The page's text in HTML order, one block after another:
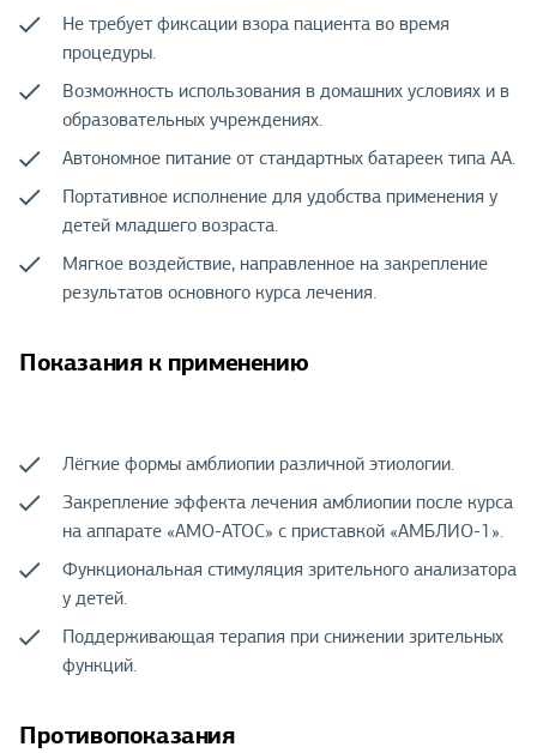
Не требует фиксации взора пациента во время
процедуры.
Возможность использования в домашних условиях и в
образовательных учреждениях.
Автономное питание от стандартных батареек типа AA.
Портативное исполнение для удобства применения у
детей младшего возраста.
Мягкое воздействие, направленное на закрепление
результатов основного курса лечения.
Показания к применению
Лёгкие формы амблиопии различной этиологии.
Закрепление эффекта лечения амблиопии после курса
на аппарате «АМО-АТОС» с приставкой «АМБЛИО-1».
Функциональная стимуляция зрительного анализатора
у детей.
Поддерживающая терапия при снижении зрительных
функций.
Противопоказания